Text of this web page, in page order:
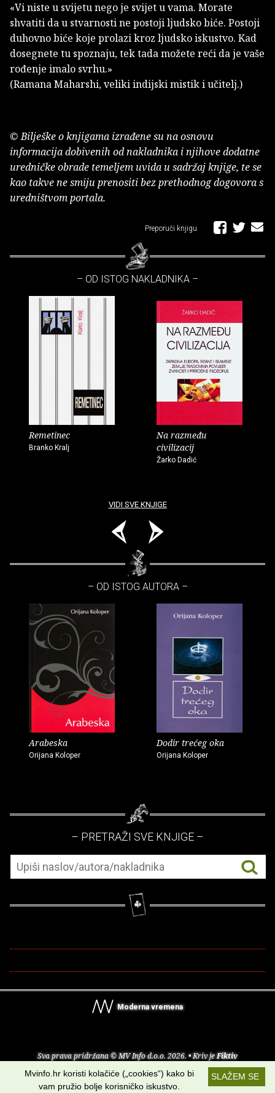
«Vi niste u svijetu nego je svijet u vama. Morate
shvatiti da u stvarnosti ne postoji ljudsko biće. Postoji
duhovno biće koje prolazi kroz ljudsko iskustvo. Kad
dosegnete tu spoznaju, tek tada možete reći da je vaše
rođenje imalo svrhu.»
(Ramana Maharshi, veliki indijski mistik i učitelj.)
© Bilješke o knjigama izrađene su na osnovu
informacija dobivenih od nakladnika i njihove dodatne
uredničke obrade temeljem uvida u sadržaj knjige, te se
kao takve ne smiju prenositi bez prethodnog dogovora s
uredništvom portala.
Preporuči knjigu
– OD ISTOG NAKLADNIKA –
Remetinec
Branko Kralj
Na razmeđu
civilizacij
Žarko Dadić
VIDI SVE KNJIGE
– OD ISTOG AUTORA –
Arabeska
Orijana Koloper
Dodir trećeg oka
Orijana Koloper
– PRETRAŽI SVE KNJIGE –
Moderna vremena
Sva prava pridržana © MV Info d.o.o. 2026. • Kriv jeFiktiv
O nama• Pomoć• Uvjeti korištenja•RSS kanaliSLAŽEM SE
Mvinfo.hr koristi kolačiće („cookies“) kako bi
vam pružio bolje korisničko iskustvo.